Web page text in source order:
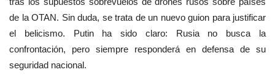
de la OTAN. Sin duda, se trata de un nuevo guion para justificar
el belicismo. Putin ha sido claro: Rusia no busca la
confrontación, pero siempre responderá en defensa de su
seguridad nacional.